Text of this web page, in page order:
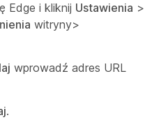
Edge i kliknij Ustawienia >
witryny>
wprowadź adres URL
.